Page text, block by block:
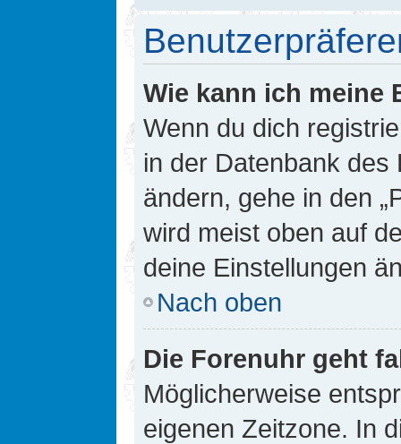
Wie kann ich meine
Wenn du dich
in der Datenbank
ändern, gehe in den
wird meist oben auf
deine Einstellungen
Nach oben
Die Forenuhr geht
Möglicherweise
eigenen Zeitzone. In